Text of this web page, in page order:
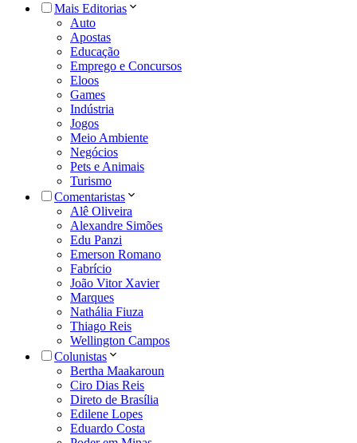
Mais Editorias
Auto
Apostas
Educação
Emprego e Concursos
Eloos
Games
Indústria
Jogos
Meio Ambiente
Negócios
Pets e Animais
Turismo
Comentaristas
Alê Oliveira
Alexandre Simões
Edu Panzi
Emerson Romano
Fabrício
João Vitor Xavier
Marques
Nathália Fiuza
Thiago Reis
Wellington Campos
Colunistas
Bertha Maakaroun
Ciro Dias Reis
Direto de Brasília
Edilene Lopes
Eduardo Costa